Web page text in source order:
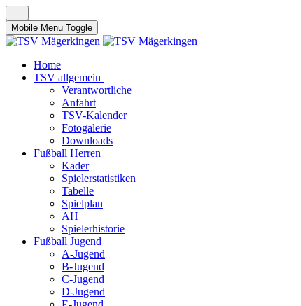
Mobile Menu Toggle
Home
TSV allgemein
Verantwortliche
Anfahrt
TSV-Kalender
Fotogalerie
Downloads
Fußball Herren
Kader
Spielerstatistiken
Tabelle
Spielplan
AH
Spielerhistorie
Fußball Jugend
A-Jugend
B-Jugend
C-Jugend
D-Jugend